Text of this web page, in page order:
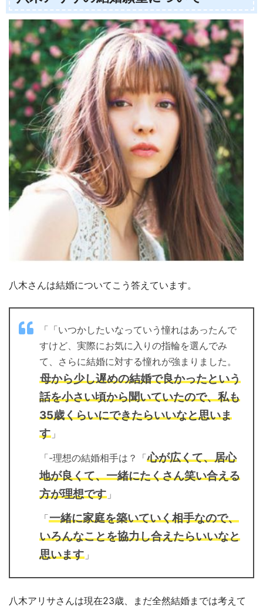
八木さんは結婚についてこう答えています。
「いつかしたいなっていう憧れはあったんで
すけど、実際にお気に入りの指輪を選んでみ
て、さらに結婚に対する憧れが強まりました。
母から少し遅めの結婚で良かったという
話を小さい頃から聞いていたので、私も
35歳くらいにできたらいいなと思いま
す
-理想の結婚相手は？「心が広くて、居心
地が良くて、一緒にたくさん笑い合える
方が理想です
「一緒に家庭を築いていく相手なので、
いろんなことを協力し合えたらいいなと
思います 」
八木アリサさんは現在23歳、まだ全然結婚までは考えて